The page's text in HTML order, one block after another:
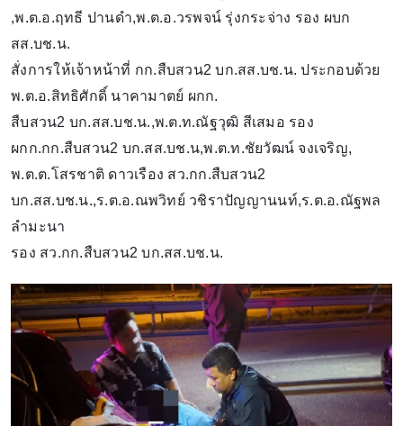
,พ.ต.อ.ฤทธี ปานดํา,พ.ต.อ.วรพจน์ รุ่งกระจ่าง รอง ผบก
สส.บช.น.
สั่งการให้เจ้าหน้าที่ กก.สืบสวน2 บก.สส.บช.น. ประกอบด้วย
พ.ต.อ.สิทธิศักดิ์ นาคามาตย์ ผกก.
สืบสวน2 บก.สส.บช.น.,พ.ต.ท.ณัฐวุฒิ สีเสมอ รอง
ผกก.กก.สืบสวน2 บก.สส.บช.น,พ.ต.ท.ชัยวัฒน์ จงเจริญ,
พ.ต.ต.โสรชาติ ดาวเรือง สว.กก.สืบสวน2
บก.สส.บช.น.,ร.ต.อ.ณพวิทย์ วชิราปัญญานนท์,ร.ต.อ.ณัฐพล
ลำมะนา
รอง สว.กก.สืบสวน2 บก.สส.บช.น.